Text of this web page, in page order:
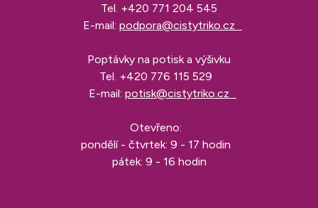
Tel. +420 771 204 545
E-mail: podpora@cistytriko.cz
Poptávky na potisk a výšivku
Tel. +420 776 115 529
E-mail: potisk@cistytriko.cz
Otevřeno:
pondělí - čtvrtek: 9 - 17 hodin
pátek: 9 - 16 hodin